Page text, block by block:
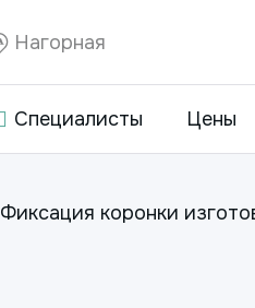
Нагорная
Специалисты Цены
Фиксация коронки